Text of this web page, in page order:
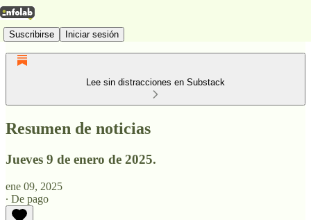
Suscribirse Iniciar sesión
Lee sin distracciones en Substack
Resumen de noticias
Jueves 9 de enero de 2025.
ene 09, 2025
∙ De pago